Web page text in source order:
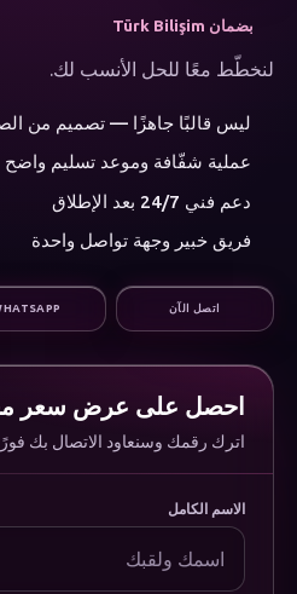
الذكاء الاصطناعي
الورشة
الخدمات
تطوير الويب
تطبيقات الجوال
التسويق الرقمي
البنية التحتية والدعم
من نحن
الوظائف
الوثائق
Uygulamamızı İndirin
سياسة الخصوصية
سياسة ملفات تعريف الارتباط
شروط الاستخدام
بضمان Türk Bilişim
لنخطّط معًا للحل الأنسب لك.
ليس قالبًا جاهزًا — تصميم من
عملية شفّافة وموعد تسليم واضح
دعم فني 24/7 بعد الإطلاق
فريق خبير وجهة تواصل واحدة
اتصل الآن
احصل على عرض سعر
اترك رقمك وسنعاود الاتصال بك
الاسم الكامل